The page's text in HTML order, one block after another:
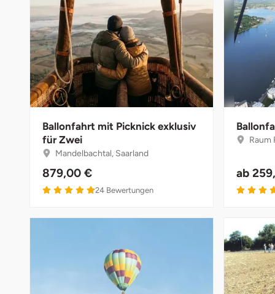
Ballonfahrt mit Picknick exklusiv
für Zwei
Mandelbachtal, Saarland
879,00 €
4.9 von 5
24 Bewertungen
Raum
ab
Geiselwind
Gelnhausen
Gera
Göppingen